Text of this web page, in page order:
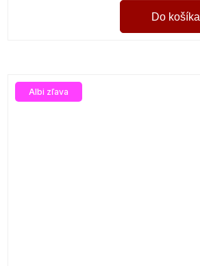
Do košíka
Albi zľava